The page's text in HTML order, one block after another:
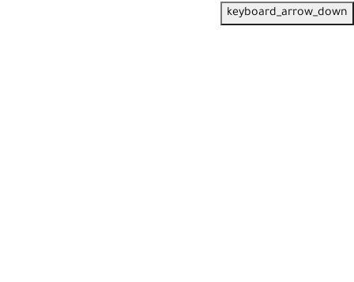
keyboard_arrow_down